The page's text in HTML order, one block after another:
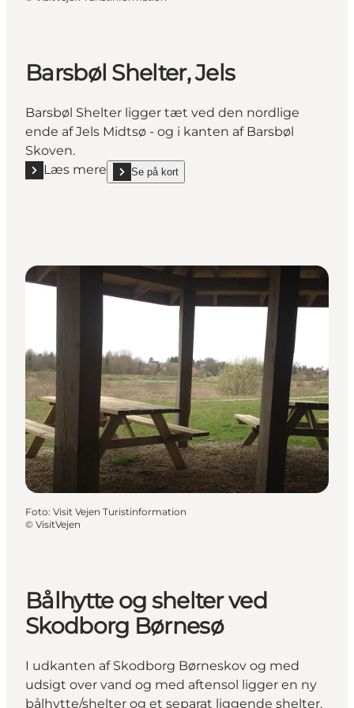
Barsbøl Shelter, Jels
Barsbøl Shelter ligger tæt ved den nordlige
ende af Jels Midtsø - og i kanten af Barsbøl
Skoven.
Læs mere
Læs mere "Barsbøl Shelter, Jels"
Se på kort
show Barsbøl Shelter, Jels on_map
Foto: Visit Vejen Turistinformation
© VisitVejen
Bålhytte og shelter ved
Skodborg Børnesø
I udkanten af Skodborg Børneskov og med
udsigt over vand og med aftensol ligger en ny
bålhytte/shelter og et separat liggende shelter.